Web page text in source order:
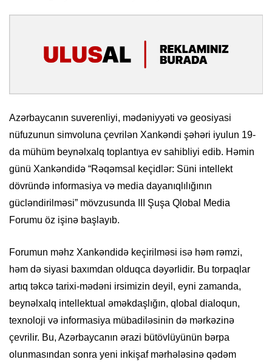
Azərbaycanın suverenliyi, mədəniyyəti və geosiyasi
nüfuzunun simvoluna çevrilən Xankəndi şəhəri iyulun 19-
da mühüm beynəlxalq toplantıya ev sahibliyi edib. Həmin
günü Xankəndidə “Rəqəmsal keçidlər: Süni intellekt
dövründə informasiya və media dayanıqlılığının
gücləndirilməsi” mövzusunda III Şuşa Qlobal Media
Forumu öz işinə başlayıb.
Forumun məhz Xankəndidə keçirilməsi isə həm rəmzi,
həm də siyasi baxımdan olduqca dəyərlidir. Bu torpaqlar
artıq təkcə tarixi-mədəni irsimizin deyil, eyni zamanda,
beynəlxalq intellektual əməkdaşlığın, qlobal dialoqun,
texnoloji və informasiya mübadiləsinin də mərkəzinə
çevrilir. Bu, Azərbaycanın ərazi bütövlüyünün bərpa
olunmasından sonra yeni inkişaf mərhələsinə qədəm